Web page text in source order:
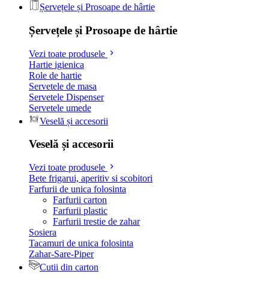
Șervețele și Prosoape de hârtie
Șervețele și Prosoape de hârtie
Vezi toate produsele
Hartie igienica
Role de hartie
Servetele de masa
Servetele Dispenser
Servetele umede
Veselă și accesorii
Veselă și accesorii
Vezi toate produsele
Bete frigarui, aperitiv si scobitori
Farfurii de unica folosinta
Farfurii carton
Farfurii plastic
Farfurii trestie de zahar
Sosiera
Tacamuri de unica folosinta
Zahar-Sare-Piper
Cutii din carton